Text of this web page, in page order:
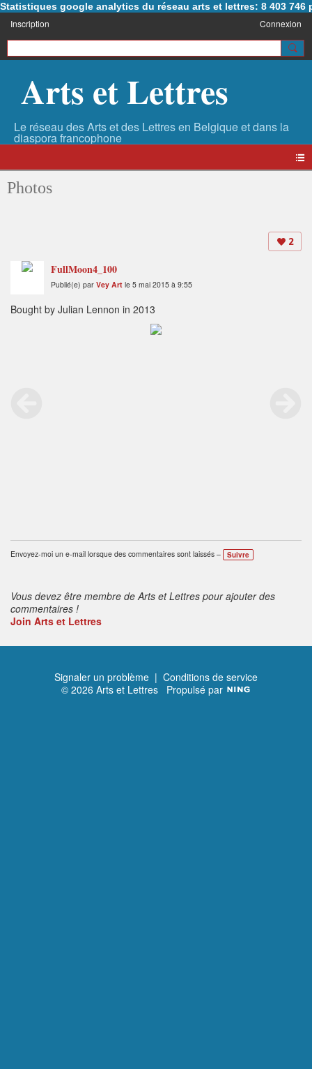
Statistiques google analytics du réseau arts et lettres: 8 403 746
Inscription Connexion
Arts et Lettres
Photos
2
FullMoon4_100
Publié(e) par Vey Art le 5 mai 2015 à 9:55
Bought by Julian Lennon in 2013
Envoyez-moi un e-mail lorsque des commentaires sont laissés – Suivre
Vous devez être membre de Arts et Lettres pour ajouter des
commentaires !
Join Arts et Lettres
Signaler un problème | Conditions de service
© 2026 Arts et Lettres Propulsé par